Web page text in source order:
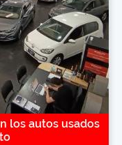
los autos usados